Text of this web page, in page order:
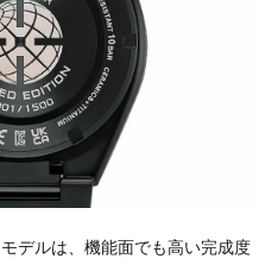
デルは、機能面でも高い完成度